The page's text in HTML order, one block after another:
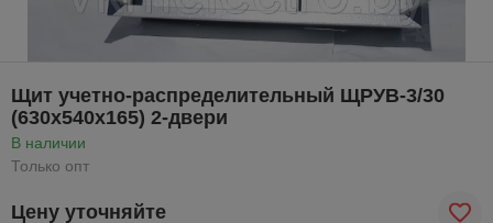
Щит учетно-распределительный ЩРУВ-3/30
(630х540х165) 2-двери
В наличии
Только опт
Цену уточняйте